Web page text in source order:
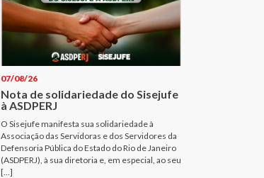
07/08/26
Nota de solidariedade do Sisejufe
à ASDPERJ
O Sisejufe manifesta sua solidariedade à
Associação das Servidoras e dos Servidores da
Defensoria Pública do Estado do Rio de Janeiro
(ASDPERJ), à sua diretoria e, em especial, ao seu
[…]